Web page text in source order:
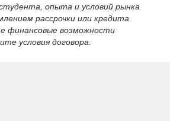
опыта и условий рынка
рассрочки или кредита
финансовые возможности
условия договора.